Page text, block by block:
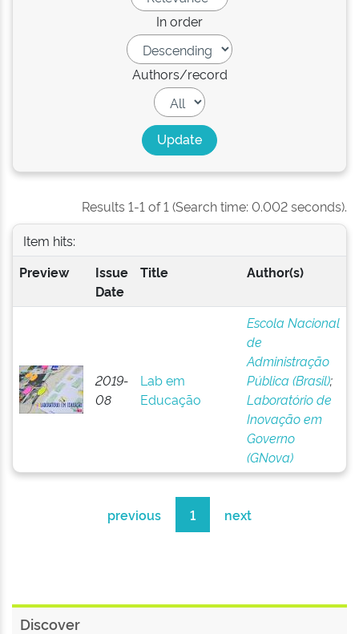
In order
Authors/record
Results 1-1 of 1 (Search time: 0.002 seconds).
Item hits:
Preview
Issue
Date
Title Author(s)
2019-
08
Lab em
Educação
Escola Nacional
de
Administração
Pública (Brasil);
Laboratório de
Inovação em
Governo
(GNova)
previous 1 next
Discover